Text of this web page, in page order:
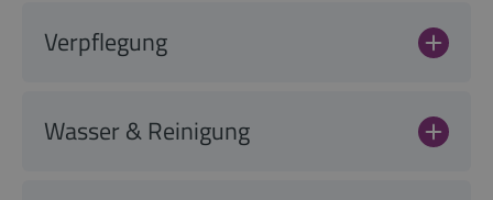
Verpflegung
Wasser & Reinigung